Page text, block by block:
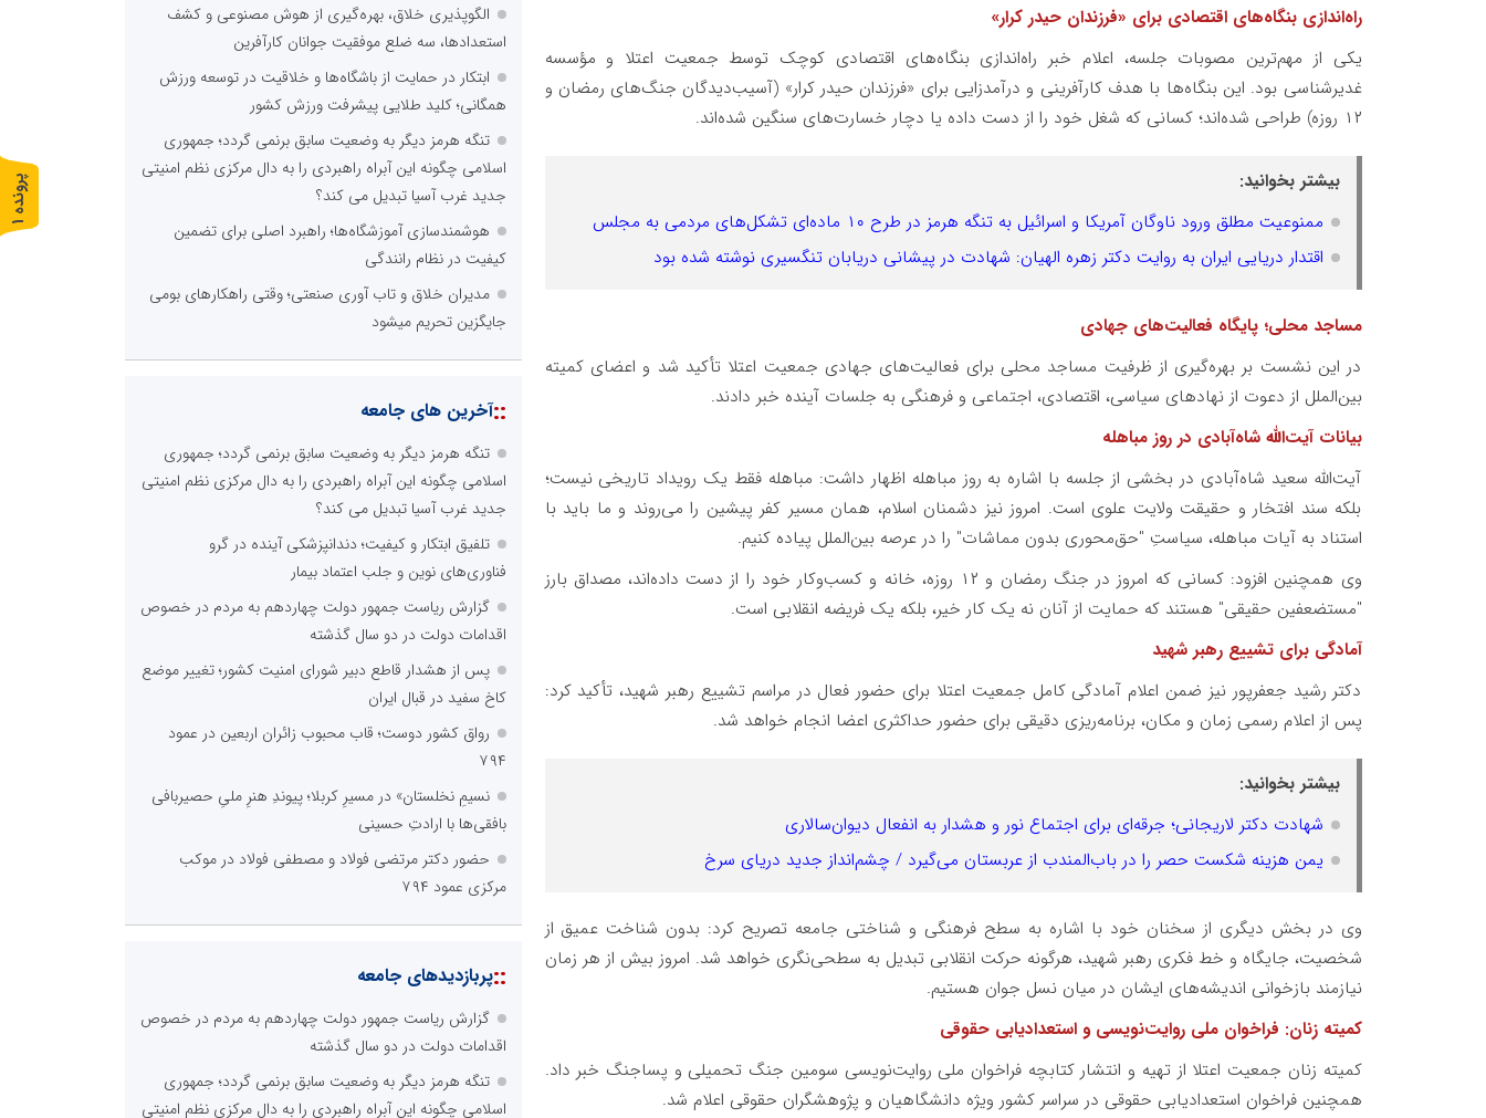
راه‌اندازی بنگاه‌های اقتصادی برای «فرزندان حیدر کرار»
یکی از مهم‌ترین مصوبات جلسه، اعلام خبر راه‌اندازی بنگاه‌های اقتصادی کوچک توسط جمعیت اعتلا و مؤسسه
غدیرشناسی بود. این بنگاه‌ها با هدف کارآفرینی و درآمدزایی برای «فرزندان حیدر کرار» (آسیب‌دیدگان جنگ‌های رمضان و
۱۲ روزه) طراحی شده‌اند؛ کسانی که شغل خود را از دست داده یا دچار خسارت‌های سنگین شده‌اند.
بیشتر بخوانید:
ممنوعیت مطلق ورود ناوگان آمریکا و اسرائیل به تنگه هرمز در طرح ۱۰ ماده‌ای تشکل‌های مردمی به مجلس
اقتدار دریایی ایران به روایت دکتر زهره الهیان: شهادت در پیشانی دریابان تنگسیری نوشته شده بود
مساجد محلی؛ پایگاه فعالیت‌های جهادی
در این نشست بر بهره‌گیری از ظرفیت مساجد محلی برای فعالیت‌های جهادی جمعیت اعتلا تأکید شد و اعضای کمیته
بین‌الملل از دعوت از نهادهای سیاسی، اقتصادی، اجتماعی و فرهنگی به جلسات آینده خبر دادند.
بیانات آیت‌الله شاه‌آبادی در روز مباهله
آیت‌الله سعید شاه‌آبادی در بخشی از جلسه با اشاره به روز مباهله اظهار داشت: مباهله فقط یک رویداد تاریخی نیست؛
بلکه سند افتخار و حقیقت ولایت علوی است. امروز نیز دشمنان اسلام، همان مسیر کفر پیشین را می‌روند و ما باید با
استناد به آیات مباهله، سیاستِ "حق‌محوری بدون مماشات" را در عرصه بین‌الملل پیاده کنیم.
وی همچنین افزود: کسانی که امروز در جنگ رمضان و ۱۲ روزه، خانه و کسب‌وکار خود را از دست داده‌اند، مصداق بارز
"مستضعفین حقیقی" هستند که حمایت از آنان نه یک کار خیر، بلکه یک فریضه انقلابی است.
آمادگی برای تشییع رهبر شهید
دکتر رشید جعفرپور نیز ضمن اعلام آمادگی کامل جمعیت اعتلا برای حضور فعال در مراسم تشییع رهبر شهید، تأکید کرد:
پس از اعلام رسمی زمان و مکان، برنامه‌ریزی دقیقی برای حضور حداکثری اعضا انجام خواهد شد.
بیشتر بخوانید:
شهادت دکتر لاریجانی؛ جرقه‌ای برای اجتماع نور و هشدار به انفعال دیوان‌سالاری
یمن هزینه شکست حصر را در باب‌المندب از عربستان می‌گیرد / چشم‌انداز جدید دریای سرخ
وی در بخش دیگری از سخنان خود با اشاره به سطح فرهنگی و شناختی جامعه تصریح کرد: بدون شناخت عمیق از
شخصیت، جایگاه و خط فکری رهبر شهید، هرگونه حرکت انقلابی تبدیل به سطحی‌نگری خواهد شد. امروز بیش از هر زمان
نیازمند بازخوانی اندیشه‌های ایشان در میان نسل جوان هستیم.
کمیته زنان: فراخوان ملی روایت‌نویسی و استعدادیابی حقوقی
کمیته زنان جمعیت اعتلا از تهیه و انتشار کتابچه فراخوان ملی روایت‌نویسی سومین جنگ تحمیلی و پساجنگ خبر داد.
همچنین فراخوان استعدادیابی حقوقی در سراسر کشور ویژه دانشگاهیان و پژوهشگران حقوقی اعلام شد.
الگوپذیری خلاق، بهره‌گیری از هوش مصنوعی و کشف
استعدادها، سه ضلع موفقیت جوانان کارآفرین
ابتکار در حمایت از باشگاه‌ها و خلاقیت در توسعه ورزش
همگانی؛ کلید طلایی پیشرفت ورزش کشور
تنگه هرمز دیگر به وضعیت سابق برنمی گردد؛ جمهوری
اسلامی چگونه این آبراه راهبردی را به دال مرکزی نظم امنیتی
جدید غرب آسیا تبدیل می کند؟
هوشمندسازی آموزشگاه‌ها؛ راهبرد اصلی برای تضمین
کیفیت در نظام رانندگی
مدیران خلاق و تاب آوری صنعتی؛ وقتی راهکارهای بومی
جایگزین تحریم میشود
::آخرین های جامعه
تنگه هرمز دیگر به وضعیت سابق برنمی گردد؛ جمهوری
اسلامی چگونه این آبراه راهبردی را به دال مرکزی نظم امنیتی
جدید غرب آسیا تبدیل می کند؟
تلفیق ابتکار و کیفیت؛ دندانپزشکی آینده در گرو
فناوری‌های نوین و جلب اعتماد بیمار
گزارش ریاست جمهور دولت چهاردهم به مردم در خصوص
اقدامات دولت در دو سال گذشته
پس از هشدار قاطع دبیر شورای امنیت کشور؛ تغییر موضع
کاخ سفید در قبال ایران
رواق کشور دوست؛ قاب محبوب زائران اربعین در عمود
۷۹۴
نسیمِ نخلستان» در مسیرِ کربلا؛ پیوندِ هنرِ ملیِ حصیربافی
بافقی‌ها با ارادتِ حسینی
حضور دکتر مرتضی فولاد و مصطفی فولاد در موکب
مرکزی عمود ۷۹۴
::پربازدیدهای جامعه
گزارش ریاست جمهور دولت چهاردهم به مردم در خصوص
اقدامات دولت در دو سال گذشته
تنگه هرمز دیگر به وضعیت سابق برنمی گردد؛ جمهوری
اسلامی چگونه این آبراه راهبردی را به دال مرکزی نظم امنیتی
پ
ر
و
ن
د
ه
1